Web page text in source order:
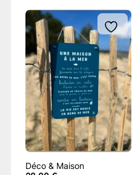
Déco & Maison